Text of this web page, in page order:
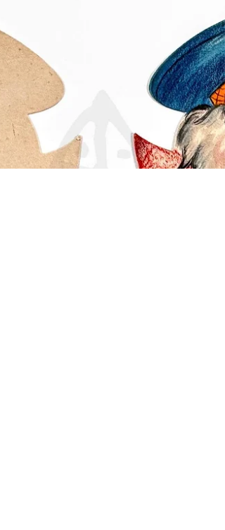
Powell) 遺物《Black Water Museum
黑水博物館館藏》 1. 基本資料 文物名稱：
國32年(1943) 德州北胡德營區 (North Camp
Hood) 1:20,000 空照圖與判讀教材 —— 菲利
普·A·鮑威爾 (Philip A. Powell) 遺物 英文名
稱：1943 North Camp Hood, Texas
Area 1:20,000 Aerial Photograph & Training
Material — Relic of Philip A. Powell 發行日期
民國32